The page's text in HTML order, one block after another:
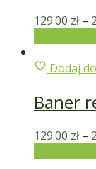
129.00 zł –
Dodaj
Baner
129.00 zł –